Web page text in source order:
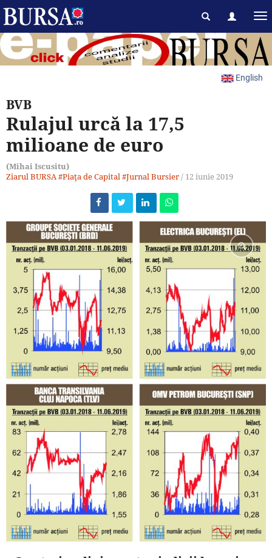
English
BVB
Rulajul urcă la 17,5
milioane de euro
(Mihai Iscusitu)
Ziarul BURSA#Piaţa de Capital#Jurnal Bursier/ 12 iunie 2019